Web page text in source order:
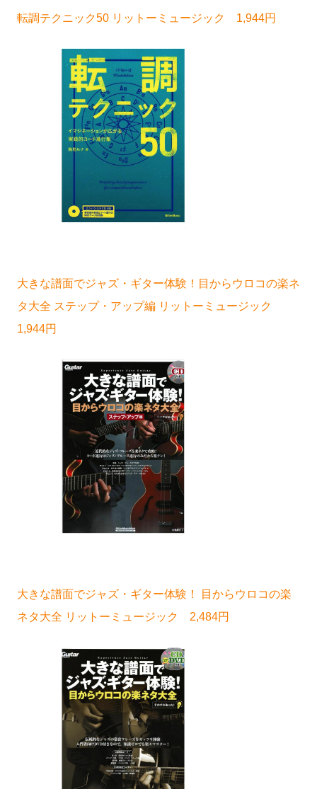
転調テクニック50 リットーミュージック 1,944円
大きな譜面でジャズ・ギター体験！目からウロコの楽ネ
タ大全 ステップ・アップ編 リットーミュージック
1,944円
大きな譜面でジャズ・ギター体験！ 目からウロコの楽
ネタ大全 リットーミュージック 2,484円